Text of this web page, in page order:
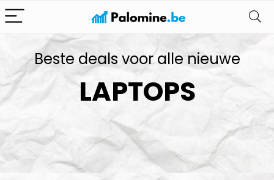
Beste deals voor alle nieuwe
LAPTOPS